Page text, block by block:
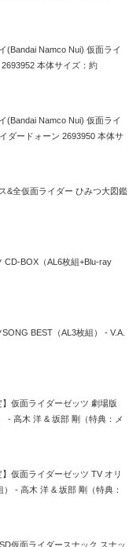
(Bandai Namco Nui) 仮面ライ
本体サイズ：約
(Bandai Namco Nui) 仮面ライ
ダードォーン 2693950 本体サ
&全仮面ライダー ひみつ大図鑑
CD-BOX（AL6枚組+Blu-ray
BEST（AL3枚組） - V.A.
】仮面ライダーゼッツ 劇場版
- 高木 洋 & 坂部 剛（特典：メ
仮面ライダーゼッツ TV オリ
- 高木 洋 & 坂部 剛（特典：
仮面ライダースナック スナッ